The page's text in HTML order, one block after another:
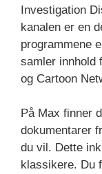
Investigation
kanalen er en
programmene
samler innhold
og Cartoon
På Max finner
dokumentarer
du vil. Dette
klassikere. Du